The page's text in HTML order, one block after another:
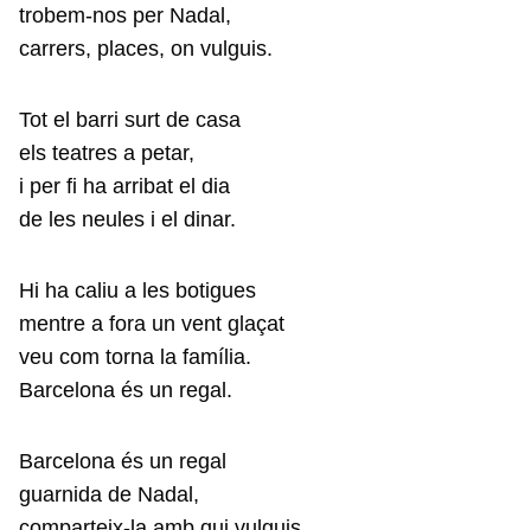
trobem-nos per Nadal,
carrers, places, on vulguis.
Tot el barri surt de casa
els teatres a petar,
i per fi ha arribat el dia
de les neules i el dinar.
Hi ha caliu a les botigues
mentre a fora un vent glaçat
veu com torna la família.
Barcelona és un regal.
Barcelona és un regal
guarnida de Nadal,